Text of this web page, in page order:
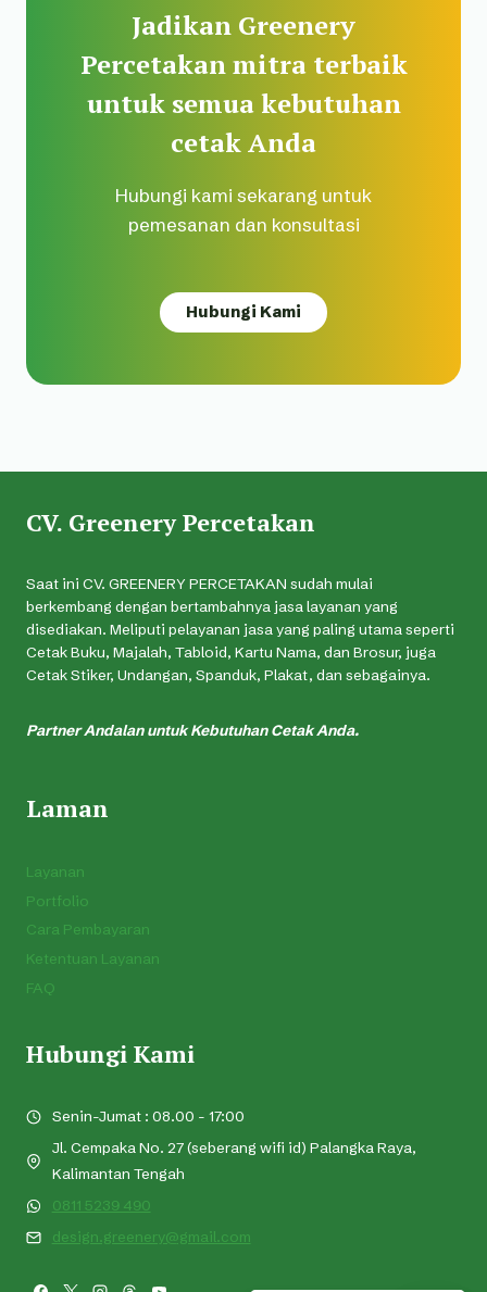
Jadikan Greenery
Percetakan mitra terbaik
untuk semua kebutuhan
cetak Anda
Hubungi kami sekarang untuk
pemesanan dan konsultasi
Hubungi Kami
CV. Greenery Percetakan
Saat ini CV. GREENERY PERCETAKAN sudah mulai
berkembang dengan bertambahnya jasa layanan yang
disediakan. Meliputi pelayanan jasa yang paling utama seperti
Cetak Buku, Majalah, Tabloid, Kartu Nama, dan Brosur, juga
Cetak Stiker, Undangan, Spanduk, Plakat, dan sebagainya.
Partner Andalan untuk Kebutuhan Cetak Anda.
Laman
Layanan
Portfolio
Cara Pembayaran
Ketentuan Layanan
FAQ
Hubungi Kami
Senin-Jumat : 08.00 - 17:00
Jl. Cempaka No. 27 (seberang wifi id) Palangka Raya,
Kalimantan Tengah
0811 5239 490
design.greenery@gmail.com